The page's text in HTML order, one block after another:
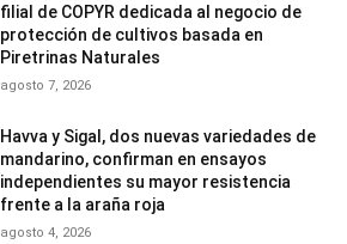
filial de COPYR dedicada al negocio de
protección de cultivos basada en
Piretrinas Naturales
agosto 7, 2026
Havva y Sigal, dos nuevas variedades de
mandarino, confirman en ensayos
independientes su mayor resistencia
frente a la araña roja
agosto 4, 2026